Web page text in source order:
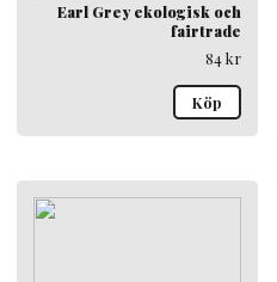
Earl Grey ekologisk och
fairtrade
84kr
Köp